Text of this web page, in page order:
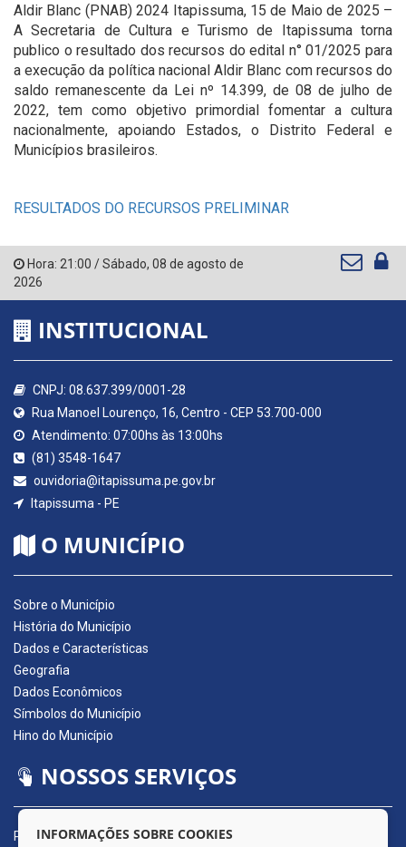
Aldir Blanc (PNAB) 2024 Itapissuma, 15 de Maio de 2025 –
A Secretaria de Cultura e Turismo de Itapissuma torna
publico o resultado dos recursos do edital n° 01/2025 para
a execução da política nacional Aldir Blanc com recursos do
saldo remanescente da Lei nº 14.399, de 08 de julho de
2022, tem como objetivo primordial fomentar a cultura
nacionalmente, apoiando Estados, o Distrito Federal e
Municípios brasileiros.
RESULTADOS DO RECURSOS PRELIMINAR
Hora: 21:00 /Sábado, 08 de agosto de
2026
INSTITUCIONAL
CNPJ: 08.637.399/0001-28
Rua Manoel Lourenço, 16, Centro - CEP 53.700-000
Atendimento: 07:00hs às 13:00hs
(81) 3548-1647
ouvidoria@itapissuma.pe.gov.br
Itapissuma - PE
O MUNICÍPIO
Sobre o Município
História do Município
Dados e Características
Geografia
Dados Econômicos
Símbolos do Município
Hino do Município
NOSSOS SERVIÇOS
Portal da Transparência
INFORMAÇÕES SOBRE COOKIES